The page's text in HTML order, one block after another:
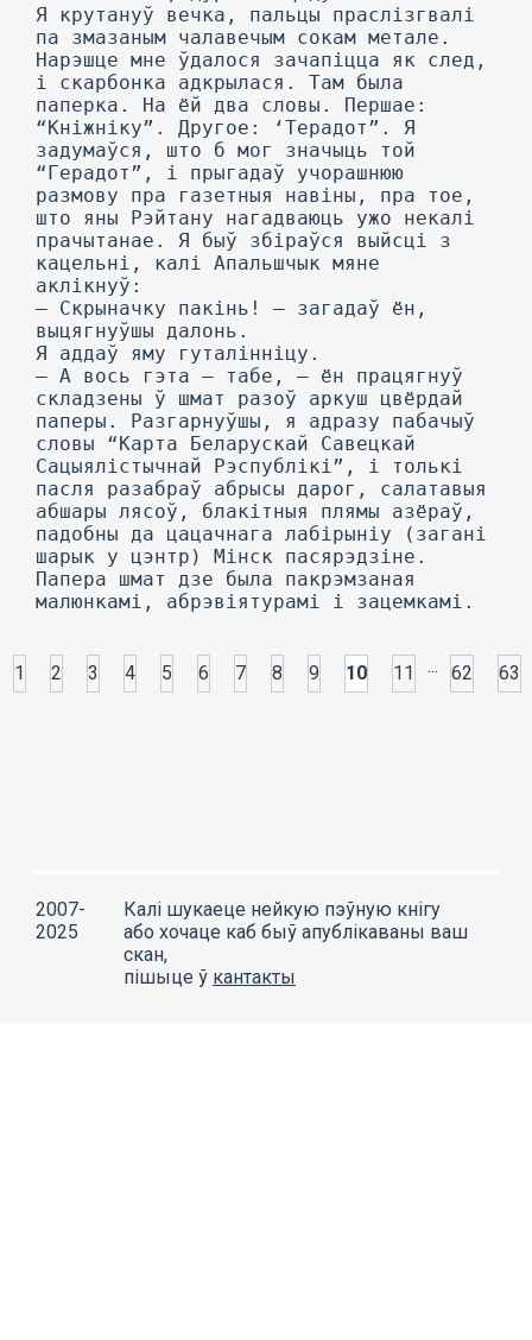
1 2 3 4 5 6 7 8 9 10 11 ... 62 63
2007-
2025
Калі шукаеце нейкую пэўную кнігу
або хочаце каб быў апублікаваны ваш
скан,
пішыце ў кантакты